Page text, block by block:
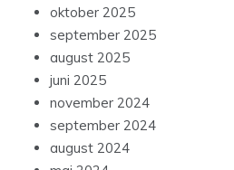
oktober 2025
september 2025
august 2025
juni 2025
november 2024
september 2024
august 2024